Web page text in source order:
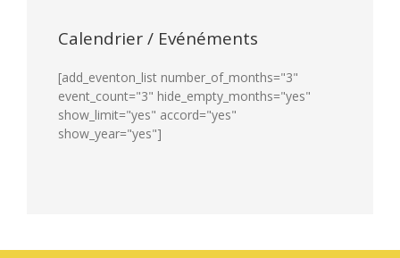
Calendrier / Evénéments
[add_eventon_list number_of_months="3"
event_count="3" hide_empty_months="yes"
show_limit="yes" accord="yes"
show_year="yes"]